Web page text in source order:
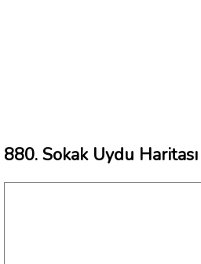
880. Sokak Uydu Haritası